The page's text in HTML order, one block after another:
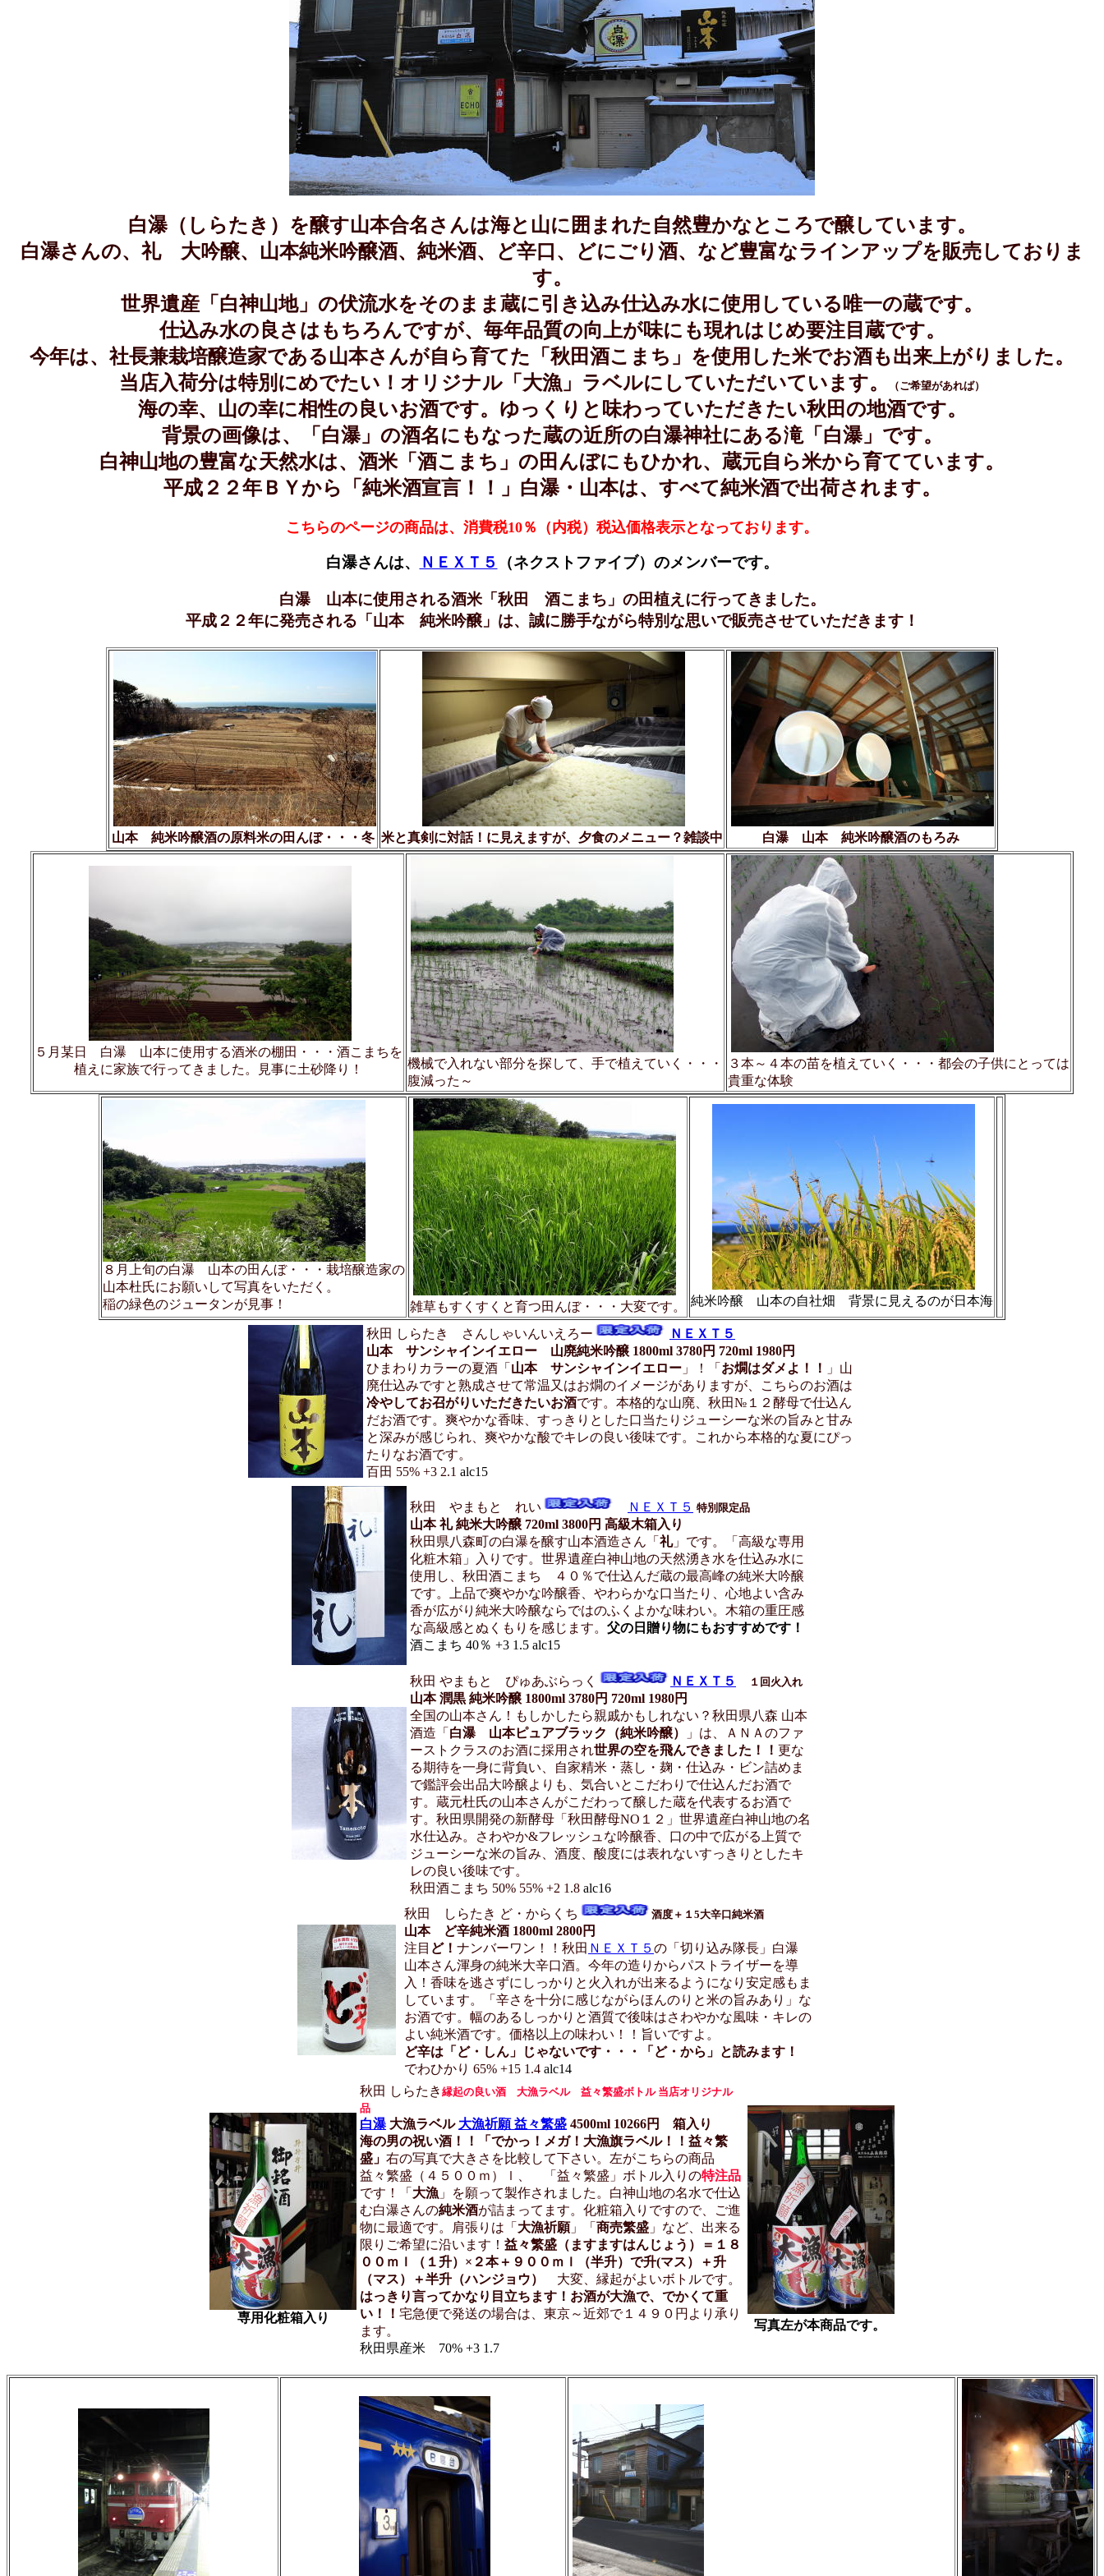
白瀑（しらたき）を醸す山本合名さんは海と山に囲まれた自然豊かなところで醸しています。
白瀑さんの、礼 大吟醸、山本純米吟醸酒、純米酒、ど辛口、どにごり酒、など豊富なラインアップを販売しておりま
す。
世界遺産「白神山地」の伏流水をそのまま蔵に引き込み仕込み水に使用している唯一の蔵です。
仕込み水の良さはもちろんですが、毎年品質の向上が味にも現れはじめ要注目蔵です。
今年は、社長兼栽培醸造家である山本さんが自ら育てた「秋田酒こまち」を使用した米でお酒も出来上がりました。
当店入荷分は特別にめでたい！オリジナル「大漁」ラベルにしていただいています。
（ご希望があれば）
海の幸、山の幸に相性の良いお酒です。ゆっくりと味わっていただきたい秋田の地酒です。
背景の画像は、「白瀑」の酒名にもなった蔵の近所の白瀑神社にある滝「白瀑」です。
白神山地の豊富な天然水は、酒米「酒こまち」の田んぼにもひかれ、蔵元自ら米から育てています。
平成２２年ＢＹから「純米酒宣言！！」白瀑・山本は、すべて純米酒で出荷されます。
こちらのページの商品は、消費税10％（内税）税込価格表示となっております。
白瀑さんは、 ＮＥＸＴ５ （ネクストファイブ）のメンバーです。
白瀑 山本に使用される酒米「秋田 酒こまち」の田植えに行ってきました。
平成２２年に発売される「山本 純米吟醸」は、誠に勝手ながら特別な思いで販売させていただきます！
山本 純米吟醸酒の原料米の田んぼ・・・冬 米と真剣に対話！に見えますが、夕食のメニュー？雑談中 白瀑 山本 純米吟醸酒のもろみ
５月某日 白瀑 山本に使用する酒米の棚田・・・酒こまちを
植えに家族で行ってきました。見事に土砂降り！
機械で入れない部分を探して、手で植えていく・・・
腹減った～
３本～４本の苗を植えていく・・・都会の子供にとっては
貴重な体験
８月上旬の白瀑 山本の田んぼ・・・栽培醸造家の
山本杜氏にお願いして写真をいただく。
稲の緑色のジュータンが見事！
雑草もすくすくと育つ田んぼ・・・大変です。 純米吟醸 山本の自社畑 背景に見えるのが日本海
秋田 しらたき さんしゃいんいえろー
ＮＥＸＴ５
山本 サンシャインイエロー 山廃純米吟醸 1800ml 3780円 720ml 1980円
ひまわりカラーの夏酒「 山本 サンシャインイエロー 」！「 お燗はダメよ！！
」山
廃仕込みですと熟成させて常温又はお燗のイメージがありますが、こちらのお酒は
冷やしてお召がりいただきたいお酒です。本格的な山廃、秋田№１２酵母で仕込ん
だお酒です。爽やかな香味、すっきりとした口当たりジューシーな米の旨みと甘み
と深みが感じられ、爽やかな酸でキレの良い後味です。これから本格的な夏にぴっ
たりなお酒です。
百田 55% +3 2.1 alc15
秋田 やまもと れい ＮＥＸＴ５ 特別限定品
山本 礼 純米大吟醸 720ml 3800円 高級木箱入り
秋田県八森町の白瀑を醸す山本酒造さん「 礼」です。「高級な専用
化粧木箱」入りです。世界遺産白神山地の天然湧き水を仕込み水に
使用し、秋田酒こまち ４０％で仕込んだ蔵の最高峰の純米大吟醸
です。上品で爽やかな吟醸香、やわらかな口当たり、心地よい含み
香が広がり純米大吟醸ならではのふくよかな味わい。木箱の重圧感
な高級感とぬくもりを感じます。 父の日贈り物にもおすすめです！
酒こまち 40％ +3 1.5 alc15
秋田 やまもと ぴゅあぶらっく ＮＥＸＴ５ １回火入れ
山本 潤黒 純米吟醸 1800ml 3780円 720ml 1980円
全国の山本さん！もしかしたら親戚かもしれない？秋田県八森 山本
酒造「 白瀑 山本ピュアブラック（純米吟醸）
」は、ＡＮＡのファ
ーストクラスのお酒に採用され世界の空を飛んできました！！ 更な
る期待を一身に背負い、自家精米・蒸し・麹・仕込み・ビン詰めま
で鑑評会出品大吟醸よりも、気合いとこだわりで仕込んだお酒で
す。蔵元杜氏の山本さんがこだわって醸した蔵を代表するお酒で
す。秋田県開発の新酵母「秋田酵母NO１２」世界遺産白神山地の名
水仕込み。さわやか&フレッシュな吟醸香、口の中で広がる上質で
ジューシーな米の旨み、酒度、酸度には表れないすっきりとしたキ
レの良い後味です。
秋田酒こまち 50% 55% +2 1.8 alc16
秋田 しらたき ど・からくち
酒度＋１5大辛口純米酒
山本 ど辛純米酒 1800ml 2800円
注目 ど！ ナンバーワン！！秋田 ＮＥＸＴ５ の「切り込み隊長」白瀑
山本さん渾身の純米大辛口酒。今年の造りからパストライザーを導
入！香味を逃さずにしっかりと火入れが出来るようになり安定感もま
しています。「辛さを十分に感じながらほんのりと米の旨みあり」な
お酒です。幅のあるしっかりと酒質で後味はさわやかな風味・キレの
よい純米酒です。価格以上の味わい！！旨いですよ。
ど辛は「ど・しん」じゃないです・・・「ど・から」と読みます！
でわひかり 65% +15 1.4 alc14
専用化粧箱入り
秋田 しらたき 縁起の良い酒 大漁ラベル 益々繁盛ボトル 当店オリジナル
品
白瀑 大漁ラベル 大漁祈願 益々繁盛 4500ml 10266円 箱入り
海の男の祝い酒！！「でかっ！メガ！大漁旗ラベル！！益々繁
盛」 右の写真で大きさを比較して下さい。左がこちらの商品
益々繁盛（４５００ｍ）ｌ、 「益々繁盛」ボトル入りの特注品
です！「 大漁 」を願って製作されました。白神山地の名水で仕込
む白瀑さんの純米酒が詰まってます。化粧箱入りですので、ご進
物に最適です。肩張りは「 大漁祈願」「 商売繁盛 」など、出来る
限りご希望に沿います！ 益々繁盛（ますますはんじょう）＝１８
００ｍｌ（１升）×２本＋９００ｍｌ（半升）で升(マス）＋升
（マス）＋半升（ハンジョウ）
大変、縁起がよいボトルです。
はっきり言ってかなり目立ちます！お酒が大漁で、でかくて重
い！！ 宅急便で発送の場合は、東京～近郊で１４９０円より承り
ます。
秋田県産米 70% +3 1.7
写真左が本商品です。